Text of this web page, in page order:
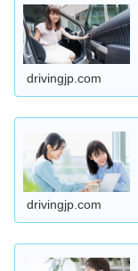
drivingjp.com
drivingjp.com